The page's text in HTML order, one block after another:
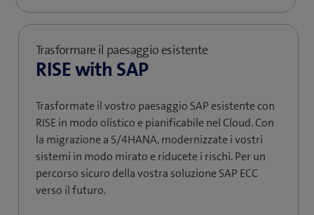
Trasformare il paesaggio esistente
RISE with SAP
Trasformate il vostro paesaggio SAP esistente con
RISE in modo olistico e pianificabile nel Cloud. Con
la migrazione a S/4HANA, modernizzate i vostri
sistemi in modo mirato e riducete i rischi. Per un
percorso sicuro della vostra soluzione SAP ECC
verso il futuro.